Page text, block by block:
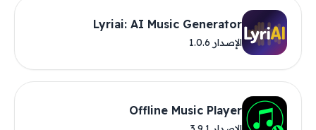
Lyriai: AI Music Generator
الإصدار 1.0.6
Offline Music Player